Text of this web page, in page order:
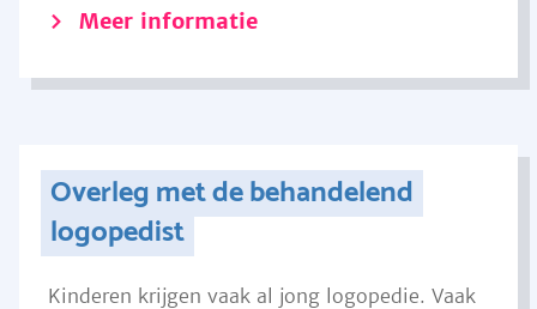
Meer informatie
Overleg met de behandelend
logopedist
Kinderen krijgen vaak al jong logopedie. Vaak